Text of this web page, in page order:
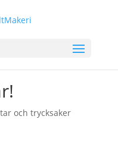
och trycksaker